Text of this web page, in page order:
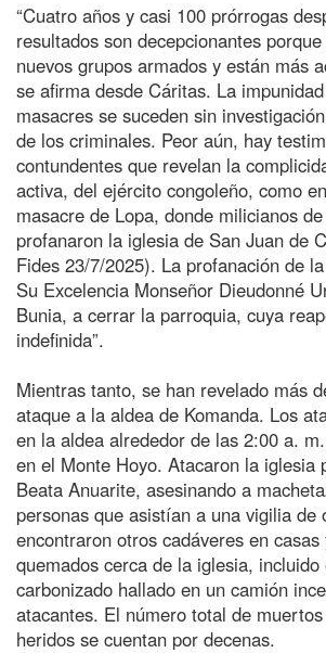
“Cuatro años y casi 100 prórrogas
resultados son decepcionantes
nuevos grupos armados y están más
se afirma desde Cáritas. La
masacres se suceden sin
de los criminales. Peor aún, hay
contundentes que revelan la
activa, del ejército congoleño, como
masacre de Lopa, donde milicianos
profanaron la iglesia de San Juan de
Fides 23/7/2025). La profanación de
Su Excelencia Monseñor Dieudonné
Bunia, a cerrar la parroquia, cuya
indefinida”.
Mientras tanto, se han revelado más
ataque a la aldea de Komanda. Los
en la aldea alrededor de las 2:00 a.
en el Monte Hoyo. Atacaron la iglesia
Beata Anuarite, asesinando a
personas que asistían a una vigilia de
encontraron otros cadáveres en casas
quemados cerca de la iglesia,
carbonizado hallado en un camión
atacantes. El número total de
heridos se cuentan por decenas.